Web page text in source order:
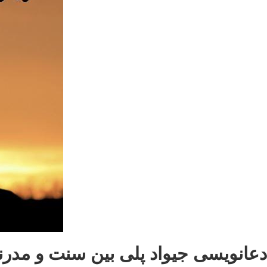
دعانویسی جیواد پلی بین سنت و